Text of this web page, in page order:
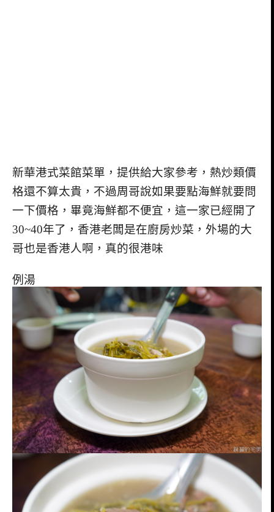
新華港式菜館菜單，提供給大家參考，熱炒類價
格還不算太貴，不過周哥說如果要點海鮮就要問
一下價格，畢竟海鮮都不便宜，這一家已經開了
30~40年了，香港老闆是在廚房炒菜，外場的大
哥也是香港人啊，真的很港味
例湯